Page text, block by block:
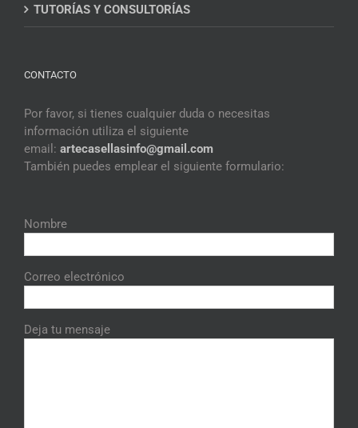
TUTORÍAS Y CONSULTORÍAS
CONTACTO
Por favor, si tienes cualquier duda o necesitas
información utiliza el siguiente
email: artecasellasinfo@gmail.com
También puedes emplear el siguiente formulario:
Nombre
Correo electrónico
Deja tu mensaje